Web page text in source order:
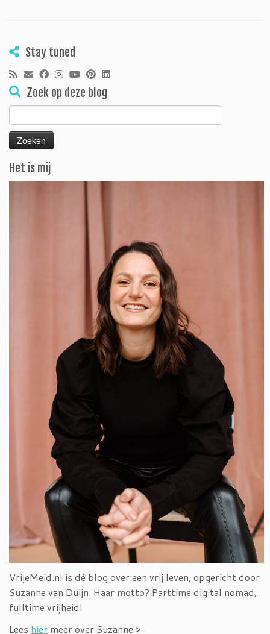
Stay tuned
Zoek op deze blog
Zoeken
naar:
Het is mij
VrijeMeid.nl is dé blog over een vrij leven, opgericht door
Suzanne van Duijn. Haar motto? Parttime digital nomad,
fulltime vrijheid!
Lees hier meer over Suzanne >